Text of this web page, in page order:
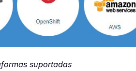
suportadas